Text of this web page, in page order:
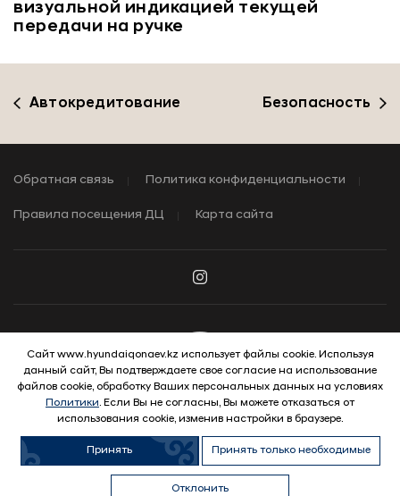
визуальной индикацией текущей
передачи на ручке
Автокредитование Безопасность
Обратная связь Политика конфиденциальности
Правила посещения ДЦ Карта сайта
© 2026 Hyundai Motor Company
Сайт www.hyundaiqonaev.kz использует файлы cookie. Используя
данный сайт, Вы подтверждаете свое согласие на использование
файлов cookie, обработку Ваших персональных данных на условиях
Политики. Если Вы не согласны, Вы можете отказаться от
использования cookie, изменив настройки в браузере.
Принять Принять только необходимые
Отклонить
Продать
Купить авто с
пробегом
Обменять
автомобиль
Купить в
кредит
WhatsApp
Выгода
ВЫГОДНЫЕ УСЛОВИЯ
Узнать условия